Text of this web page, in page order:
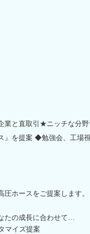
業と直取引★ニッチな分
』を提案 ◆勉強会、工場
圧ホースをご提案します。
たの成長に合わせて…
マイズ提案